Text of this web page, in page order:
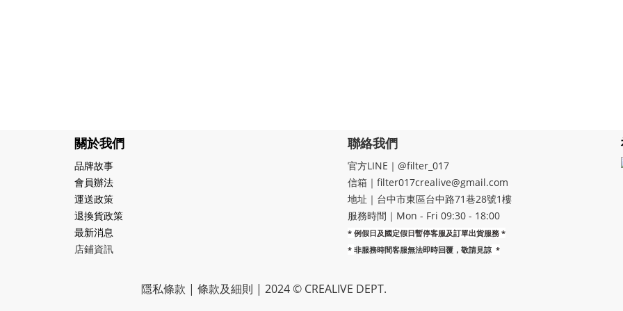
關於我們
品牌故事
會員辦法
運送政策
退換貨政策
最新消息
店鋪資訊
聯絡我們
官方LINE｜@filter_017
信箱｜filter017crealive@gmail.com
地址｜​台中市東區台中路71巷28號1樓
服務時間｜Mon - Fri 09:30 - 18:00
* 例假日及國定假日暫停客服及訂單出貨服務 *
* 非服務時間客服無法即時回覆，敬請見諒 *
隱私條款 | 條款及細則 | 2024 © CREALIVE DEPT.